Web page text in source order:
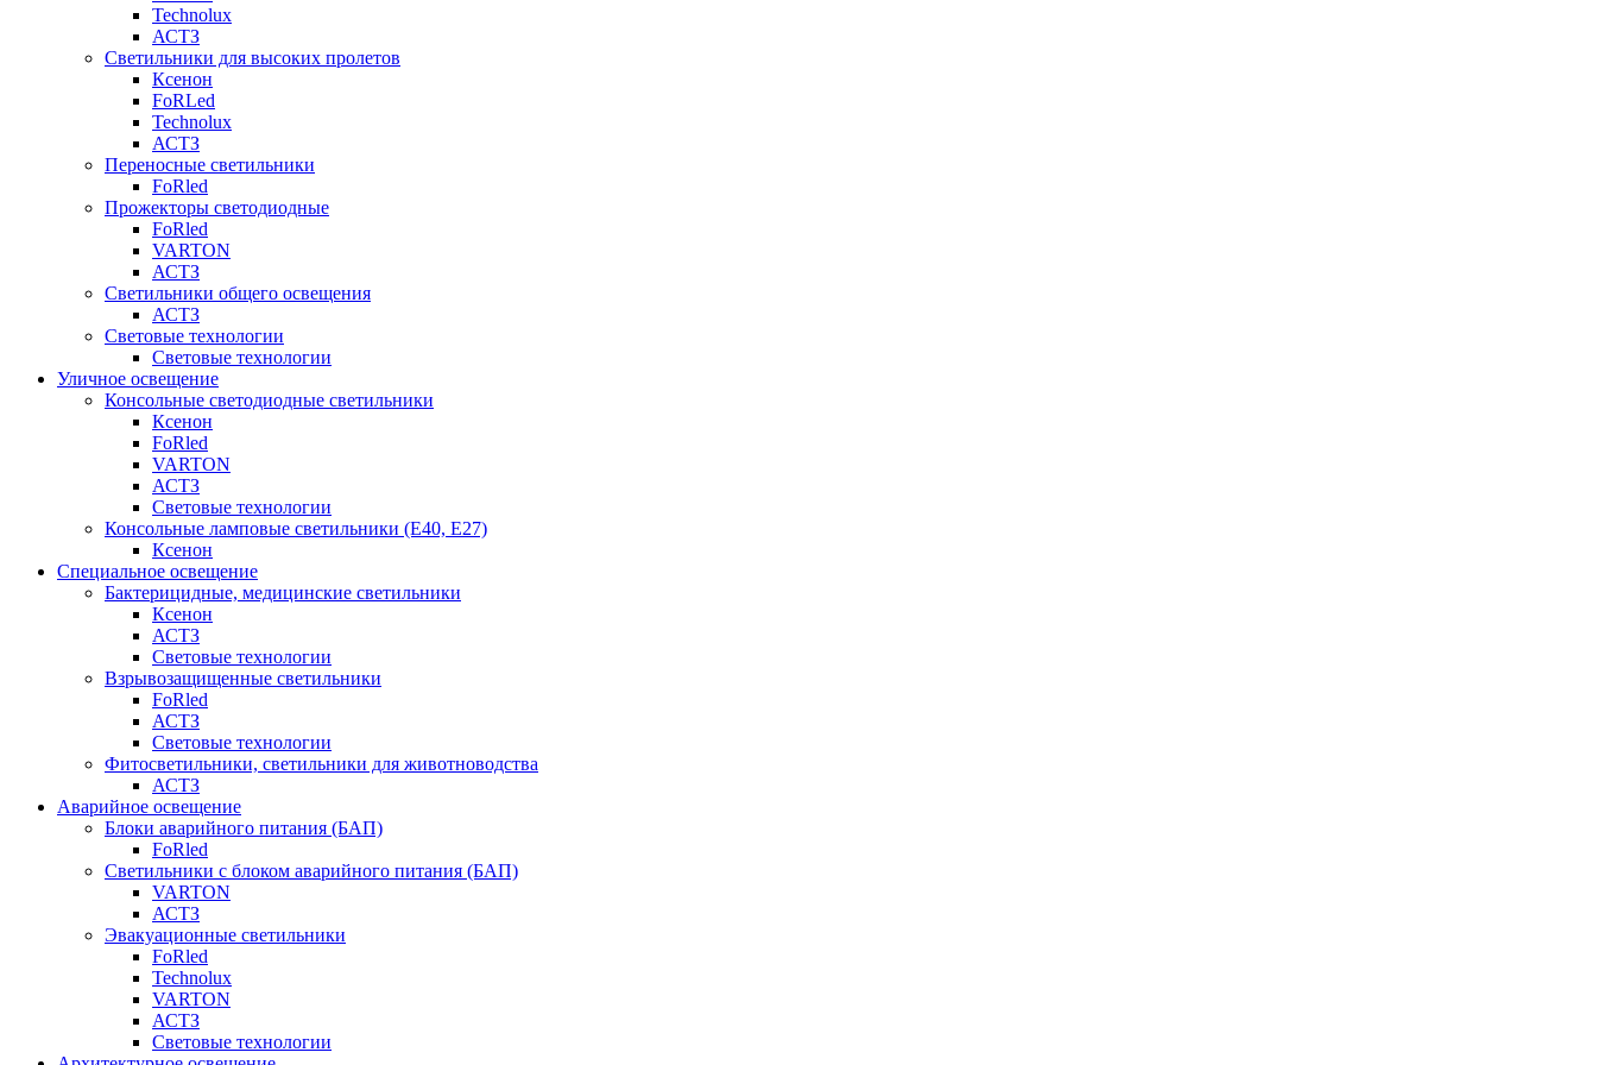
Technolux
АСТЗ
Светильники для высоких пролетов
Ксенон
FoRLed
Technolux
АСТЗ
Переносные светильники
FoRled
Прожекторы светодиодные
FoRled
VARTON
АСТЗ
Светильники общего освещения
АСТЗ
Световые технологии
Световые технологии
Уличное освещение
Консольные светодиодные светильники
Ксенон
FoRled
VARTON
АСТЗ
Световые технологии
Консольные ламповые светильники (Е40, Е27)
Ксенон
Специальное освещение
Бактерицидные, медицинские светильники
Ксенон
АСТЗ
Световые технологии
Взрывозащищенные светильники
FoRled
АСТЗ
Световые технологии
Фитосветильники, светильники для животноводства
АСТЗ
Аварийное освещение
Блоки аварийного питания (БАП)
FoRled
Светильники с блоком аварийного питания (БАП)
VARTON
АСТЗ
Эвакуационные светильники
FoRled
Technolux
VARTON
АСТЗ
Световые технологии